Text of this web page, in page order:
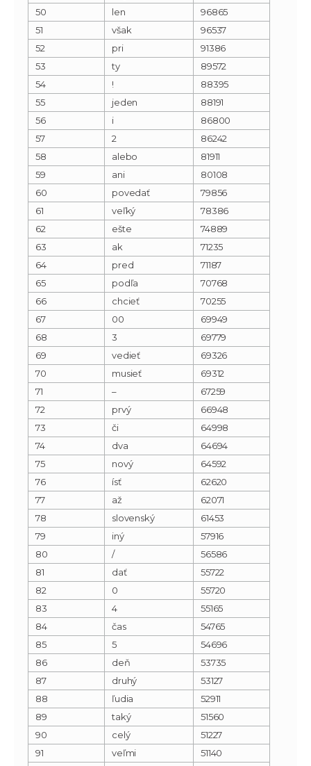
50
len
96865
51
však
96537
52
pri
91386
53
ty
89572
54
!
88395
55
jeden
88191
56
i
86800
57
2
86242
58
alebo
81911
59
ani
80108
60
povedať
79856
61
veľký
78386
62
ešte
74889
63
ak
71235
64
pred
71187
65
podľa
70768
66
chcieť
70255
67
00
69949
68
3
69779
69
vedieť
69326
70
musieť
69312
71
–
67259
72
prvý
66948
73
či
64998
74
dva
64694
75
nový
64592
76
ísť
62620
77
až
62071
78
slovenský
61453
79
iný
57916
80
/
56586
81
dať
55722
82
0
55720
83
4
55165
84
čas
54765
85
5
54696
86
deň
53735
87
druhý
53127
88
ľudia
52911
89
taký
51560
90
celý
51227
91
veľmi
51140